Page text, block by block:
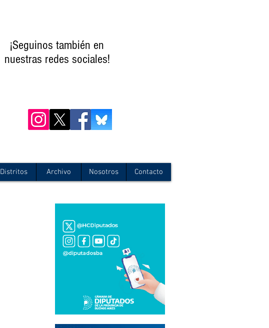
¡Seguinos también en
nuestras redes sociales!
Distritos Archivo Nosotros Contacto